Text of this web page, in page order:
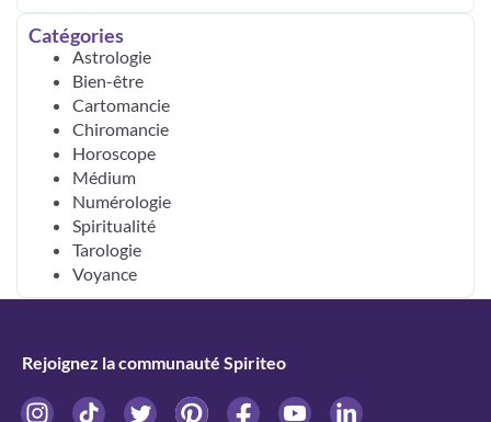
Catégories
Astrologie
Bien-être
Cartomancie
Chiromancie
Horoscope
Médium
Numérologie
Spiritualité
Tarologie
Voyance
Rejoignez la communauté Spiriteo